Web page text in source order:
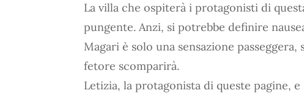
La villa che ospiterà i protagonisti di
pungente. Anzi, si potrebbe definire
Magari è solo una sensazione
fetore scomparirà.
Letizia, la protagonista di queste pagine,